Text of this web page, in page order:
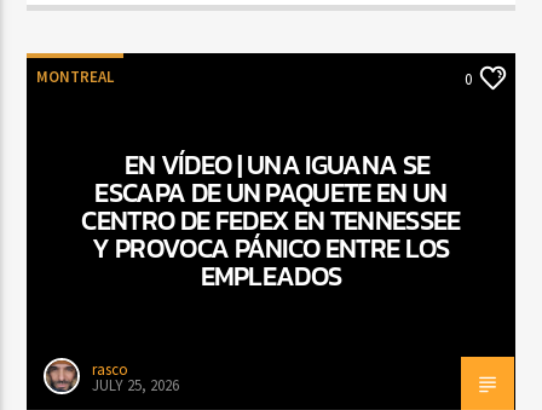
MONTREAL 0
EN VÍDEO | UNA IGUANA SE
ESCAPA DE UN PAQUETE EN UN
CENTRO DE FEDEX EN TENNESSEE
Y PROVOCA PÁNICO ENTRE LOS
EMPLEADOS
rasco
JULY 25, 2026